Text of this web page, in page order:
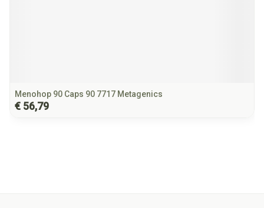
Menohop 90 Caps 90 7717 Metagenics
€ 56,79